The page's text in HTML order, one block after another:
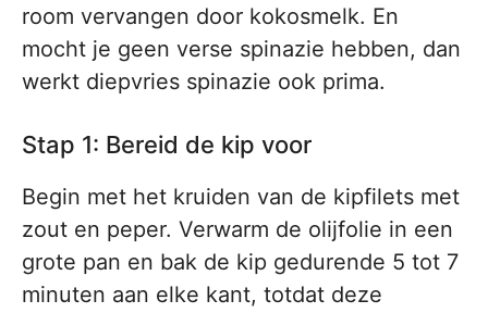
room vervangen door kokosmelk. En
mocht je geen verse spinazie hebben, dan
werkt diepvries spinazie ook prima.
Stap 1: Bereid de kip voor
Begin met het kruiden van de kipfilets met
zout en peper. Verwarm de olijfolie in een
grote pan en bak de kip gedurende 5 tot 7
minuten aan elke kant, totdat deze